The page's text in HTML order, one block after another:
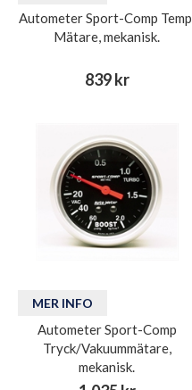
Autometer Sport-Comp Temp.
Mätare, mekanisk.
839 kr
MER INFO
Autometer Sport-Comp
Tryck/Vakuummätare,
mekanisk.